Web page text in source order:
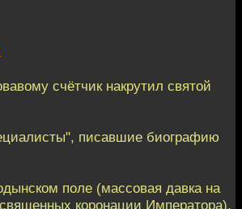
счётчик накрутил святой
писавшие биографию
поле (массовая давка на
коронации Императора),